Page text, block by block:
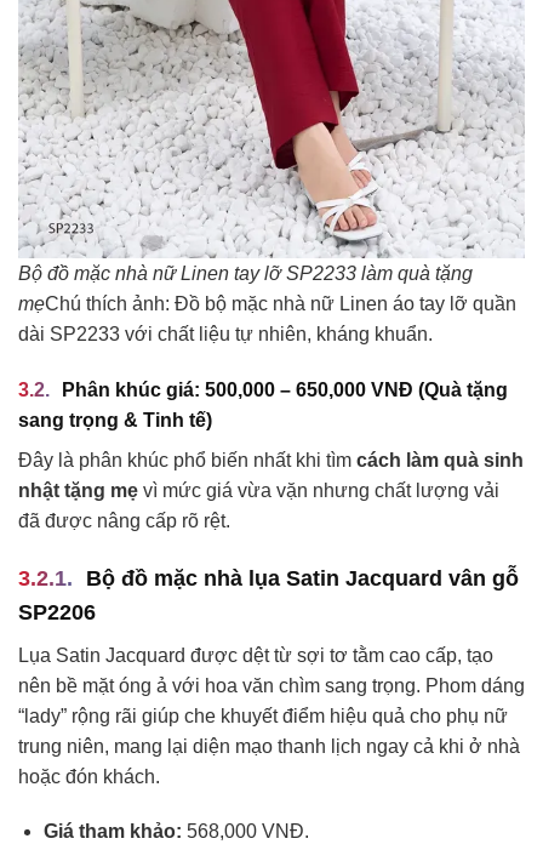
Bộ đồ mặc nhà nữ Linen tay lỡ SP2233 làm quà tặng
mẹChú thích ảnh: Đồ bộ mặc nhà nữ Linen áo tay lỡ quần
dài SP2233 với chất liệu tự nhiên, kháng khuẩn.
Phân khúc giá: 500,000 – 650,000 VNĐ (Quà tặng
sang trọng & Tinh tế)
Đây là phân khúc phổ biến nhất khi tìm cách làm quà sinh
nhật tặng mẹ vì mức giá vừa vặn nhưng chất lượng vải
đã được nâng cấp rõ rệt.
Bộ đồ mặc nhà lụa Satin Jacquard vân gỗ
SP2206
Lụa Satin Jacquard được dệt từ sợi tơ tằm cao cấp, tạo
nên bề mặt óng ả với hoa văn chìm sang trọng. Phom dáng
“lady” rộng rãi giúp che khuyết điểm hiệu quả cho phụ nữ
trung niên, mang lại diện mạo thanh lịch ngay cả khi ở nhà
hoặc đón khách.
Giá tham khảo: 568,000 VNĐ.